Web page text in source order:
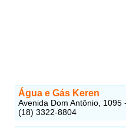
Água e Gás Keren
Avenida Dom Antônio, 1095
(18) 3322-8804